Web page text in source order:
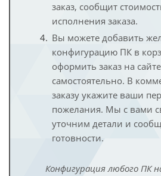
заказ, сообщит
исполнения заказа.
Вы можете добавить
конфигурацию ПК в
оформить заказ на сайте
самостоятельно. В
заказу укажите ваши
пожелания. Мы с вами
уточним детали и
готовности.
Конфигурация любого ПК